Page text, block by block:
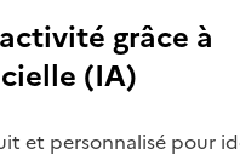
grâce à
(IA)
et personnalisé pour